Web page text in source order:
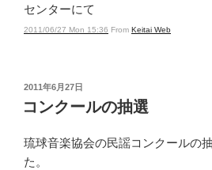
センターにて
2011/06/27 Mon 15:36 From Keitai Web
投
稿
日:
2011年6月27日
コンクールの抽選
琉球音楽協会の民謡コンクールの
た。